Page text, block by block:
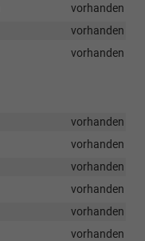
vorhanden
vorhanden
vorhanden
vorhanden
vorhanden
vorhanden
vorhanden
vorhanden
vorhanden